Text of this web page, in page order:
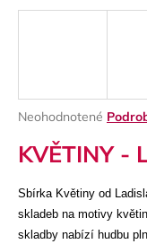
Priemerné
produktu
je
z
5
hviezdičiek.
Neohodnotené
KVĚTINY -
Sbírka Květiny od
skladeb na motivy
skladby nabízí hudbu
n
ť